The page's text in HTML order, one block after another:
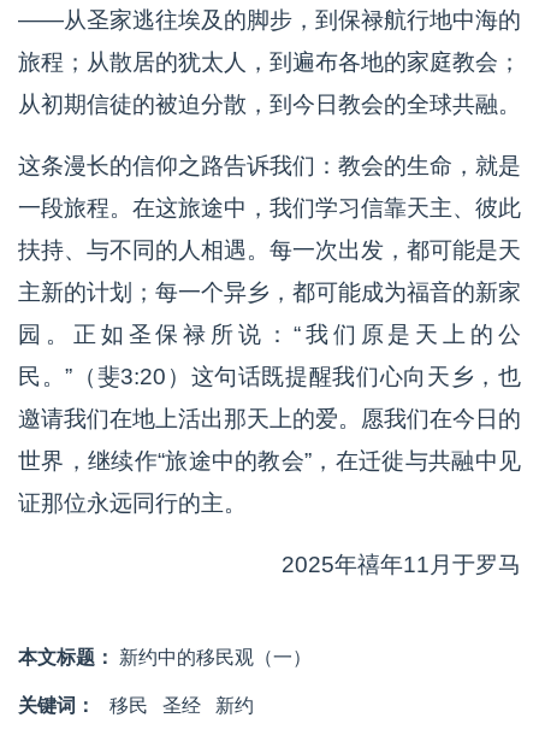
——从圣家逃往埃及的脚步，到保禄航行地中海的
旅程；从散居的犹太人，到遍布各地的家庭教会；
从初期信徒的被迫分散，到今日教会的全球共融。
这条漫长的信仰之路告诉我们：教会的生命，就是
一段旅程。在这旅途中，我们学习信靠天主、彼此
扶持、与不同的人相遇。每一次出发，都可能是天
主新的计划；每一个异乡，都可能成为福音的新家
园。正如圣保禄所说：“我们原是天上的公
民。”（斐3:20）这句话既提醒我们心向天乡，也
邀请我们在地上活出那天上的爱。愿我们在今日的
世界，继续作“旅途中的教会”，在迁徙与共融中见
证那位永远同行的主。
2025年禧年11月于罗马
本文标题： 新约中的移民观（一）
关键词： 移民 圣经 新约